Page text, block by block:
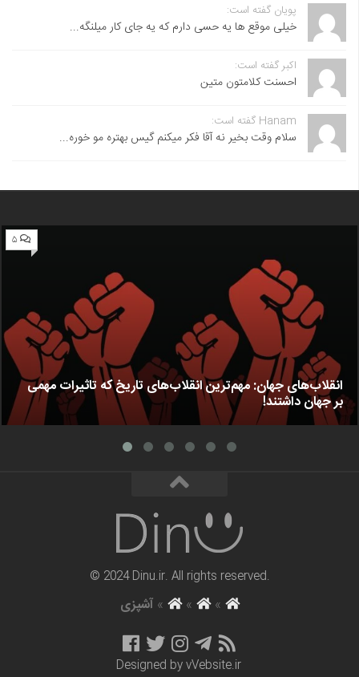
پویان گفته است:
خیلی موقع ها یه حسی دارم که یه جای کار میلنگه...
اکبر گفته است:
احسنت ‌کلامتون متین
Hanam گفته است:
سلام وقت بخیر نه آقا فکر میکنم گیس بهتره مو خوره...
۵
انقلاب‌های جهان: مهم‌ترین انقلاب‌های تاریخ که تاثیرات مهمی
بر جهان داشتند!
© 2024 Dinu.ir. All rights reserved.
»
»
»آشپزی
Designed byvVebsite.ir